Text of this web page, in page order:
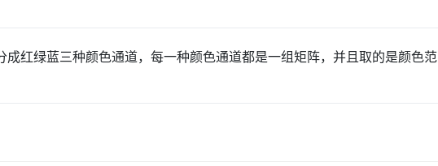
成红绿蓝三种颜色通道，每一种颜色通道都是一组矩阵，并且取的是颜色范